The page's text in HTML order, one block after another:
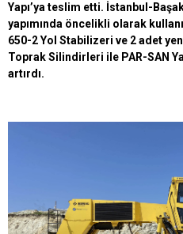
Yapı’ya teslim etti. İstanbul-
yapımında öncelikli olarak
650-2 Yol Stabilizeri ve 2 adet
Toprak Silindirleri ile PAR-SAN
artırdı.